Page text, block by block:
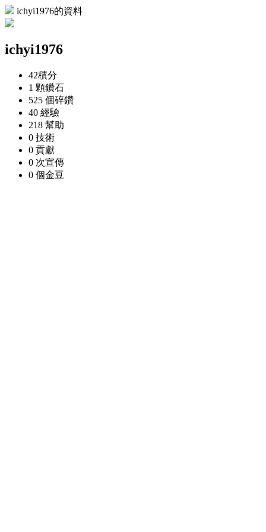
ichyi1976的資料
ichyi1976
42積分
1 顆鑽石
525 個碎鑽
40 經驗
218 幫助
0 技術
0 貢獻
0 次宣傳
0 個金豆